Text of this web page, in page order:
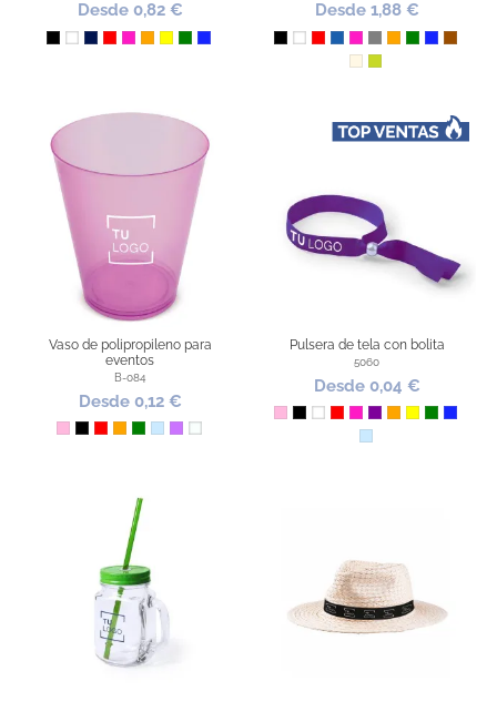
Desde 0,82 €
NegroBlanco
Marino
RojoFucsiaNaranja
Amarillo
VerdeAzul Royal
Desde 1,88 €
NegroBlanco
RojoAzulFucsia
GrisNaranja
VerdeAzul Royal
Marrón
Natural
Lima
Vaso de polipropileno para
eventos
B-084
Desde 0,12 €
RosaNegro
RojoNaranja
VerdeAzul Claro
LilaTransparente
Pulsera de tela con bolita
5060
Desde 0,04 €
RosaNegroBlanco
RojoFucsiaMorado
Naranja
Amarillo
VerdeAzul
Azul Claro